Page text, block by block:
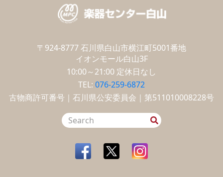
〒924-8777石川県白山市横江町5001番地
イオンモール白山3F
10:00～21:00 定休日なし
TEL: 076-259-6872
古物商許可番号｜石川県公安委員会｜第511010008228号